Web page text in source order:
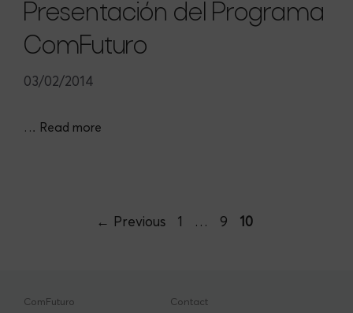
Presentación del Programa
ComFuturo
03/02/2014
… Read more
Post
← Previous Page
1 … Page
9 Page
10
ComFuturo
Contact